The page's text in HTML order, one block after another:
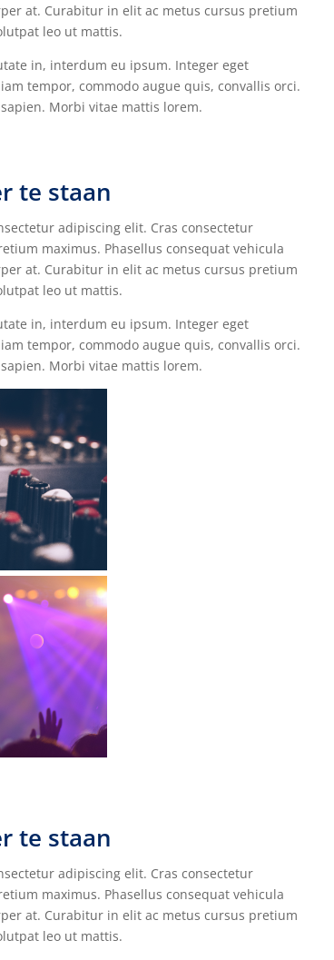
at. Curabitur in elit ac metus cursus pretium
leo ut mattis.
in, interdum eu ipsum. Integer eget
tempor, commodo augue quis, convallis orci.
Morbi vitae mattis lorem.
te staan
adipiscing elit. Cras consectetur
maximus. Phasellus consequat vehicula
at. Curabitur in elit ac metus cursus pretium
leo ut mattis.
in, interdum eu ipsum. Integer eget
tempor, commodo augue quis, convallis orci.
Morbi vitae mattis lorem.
te staan
adipiscing elit. Cras consectetur
maximus. Phasellus consequat vehicula
at. Curabitur in elit ac metus cursus pretium
leo ut mattis.